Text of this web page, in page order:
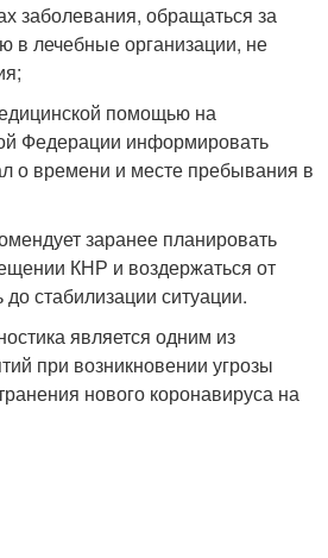
заболевания, обращаться за
в лечебные организации, не
помощью на
Федерации информировать
о времени и месте пребывания в
заранее планировать
КНР и воздержаться от
до стабилизации ситуации.
является одним из
при возникновении угрозы
нового коронавируса на